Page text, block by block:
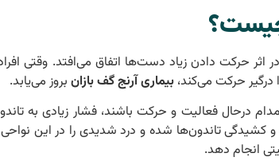
اثر حرکت دادن زیاد دست‌ها اتفاق می‌افتد. وقتی
حرکت می‌کند، بیماری آرنج گف بازان بروز می‌یابد.
درحال فعالیت و حرکت باشند، فشار زیادی به
کشیدگی تاندون‌ها شده و درد شدیدی را در این نواحی
انجام دهد.